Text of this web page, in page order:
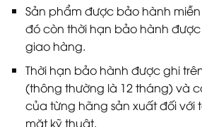
Sản phẩm được bảo hành
đó còn thời hạn bảo hành
giao hàng.
Thời hạn bảo hành được ghi
(thông thường là 12 tháng) và
của từng hãng sản xuất đối với
mặt kỹ thuật.